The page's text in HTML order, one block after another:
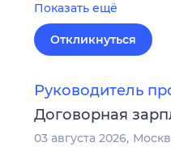
Показать ещё
Откликнуться
Руководитель
Договорная
03 августа 2026